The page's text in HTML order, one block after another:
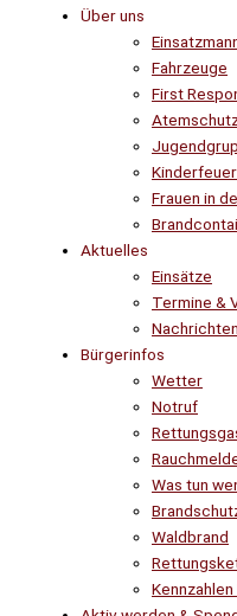
Über uns
Fahrzeuge
First
Frauen in
Aktuelles
Einsätze
Termine &
Bürgerinfos
Wetter
Notruf
Was tun
Waldbrand